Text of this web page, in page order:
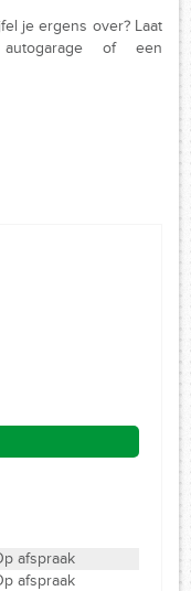
je ergens over? Laat
of een
afspraak
afspraak